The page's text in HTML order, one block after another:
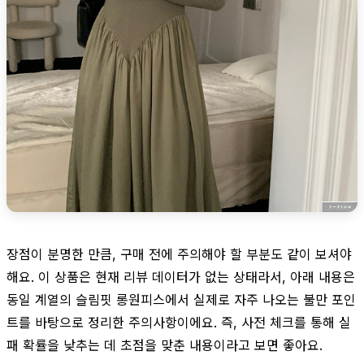
장점이 분명한 만큼, 구매 전에 주의해야 할 부분도 같이 보셔야
해요. 이 상품은 현재 리뷰 데이터가 없는 상태라서, 아래 내용은
동일 계열의 슬림핏 롱원피스에서 실제로 자주 나오는 불만 포인
트를 바탕으로 정리한 주의사항이에요. 즉, 사전 체크를 통해 실
패 확률을 낮추는 데 초점을 맞춘 내용이라고 보면 좋아요.